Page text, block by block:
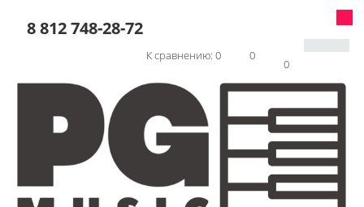
8 812 748-28-72
0
0
К сравнению: 0